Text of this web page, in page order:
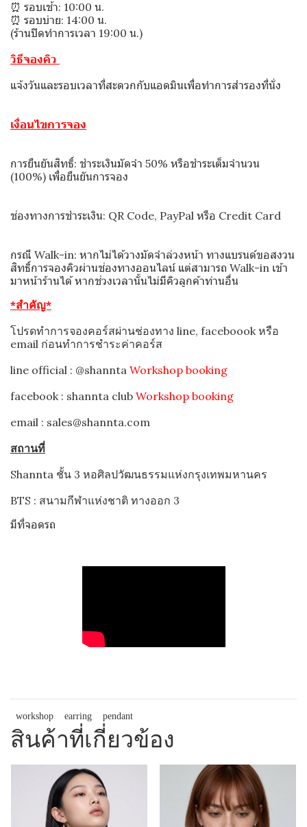
⏰ รอบเช้า: 10:00 น.
⏰ รอบบ่าย: 14:00 น.
(ร้านปิดทำการเวลา 19:00 น.)
วิธีจองคิว
แจ้งวันและรอบเวลาที่สะดวกกับแอดมินเพื่อทำการสำรองที่นั่ง
เงื่อนไขการจอง
การยืนยันสิทธิ์: ชำระเงินมัดจำ 50% หรือชำระเต็มจำนวน
(100%) เพื่อยืนยันการจอง
ช่องทางการชำระเงิน: QR Code, PayPal หรือ Credit Card
กรณี Walk-in: หากไม่ได้วางมัดจำล่วงหน้า ทางแบรนด์ขอสงวน
สิทธิ์การจองคิวผ่านช่องทางออนไลน์ แต่สามารถ Walk-in เข้า
มาหน้าร้านได้ หากช่วงเวลานั้นไม่มีคิวลูกค้าท่านอื่น
*สำคัญ*
โปรดทำการจองคอร์สผ่านช่องทาง line, faceboook หรือ
email ก่อนทำการชำระค่าคอร์ส
line official : @shannta Workshop booking
facebook : shannta club Workshop booking
email : sales@shannta.com
สถานที่
Shannta ชั้น 3 หอศิลปวัฒนธรรมแห่งกรุงเทพมหานคร
BTS : สนามกีฬาแห่งชาติ ทางออก 3
มีที่จอดรถ
workshop earring pendant
สินค้าที่เกี่ยวข้อง